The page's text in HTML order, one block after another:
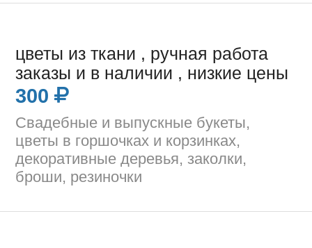
цветы из ткани , ручная работа
заказы и в наличии , низкие цены
300
Свадебные и выпускные букеты,
цветы в горшочках и корзинках,
декоративные деревья, заколки,
броши, резиночки